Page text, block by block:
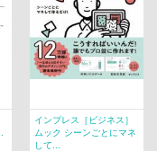
インプレス［ビジネス］
ムック シーンごとにマネ
して...